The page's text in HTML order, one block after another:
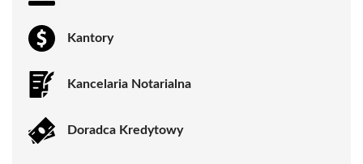
Kantory
Kancelaria Notarialna
Doradca Kredytowy